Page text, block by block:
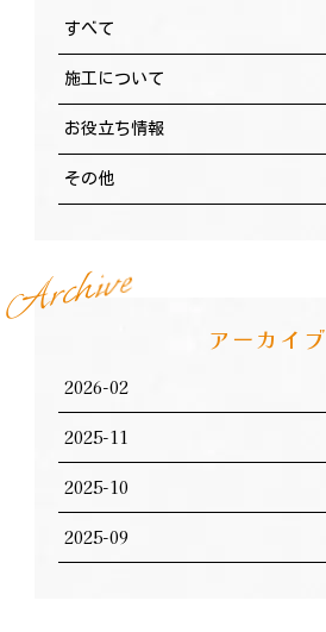
すべて
施工について
お役立ち情報
その他
Archive
アーカイブ
2026-02
2025-11
2025-10
2025-09